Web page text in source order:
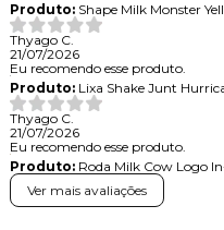
Produto:Shape Milk Monster
Thyago C.
21/07/2026
Eu recomendo esse produto.
Produto:Lixa Shake Junt
Thyago C.
21/07/2026
Eu recomendo esse produto.
Produto:Roda Milk Cow Logo
Ver mais avaliações